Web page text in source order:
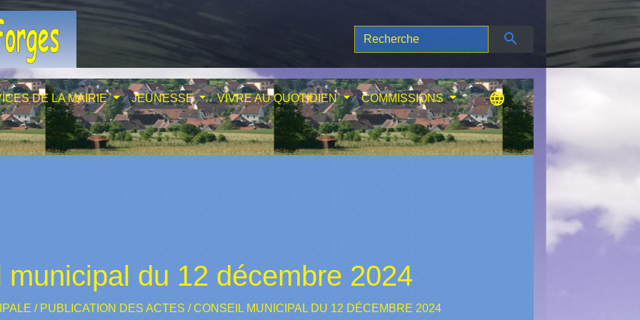
search
DE LA MAIRIE JEUNESSE VIVRE AU QUOTIDIEN COMMISSIONS language
municipal du 12 décembre 2024
/ PUBLICATION DES ACTES /CONSEIL MUNICIPAL DU 12 DÉCEMBRE 2024